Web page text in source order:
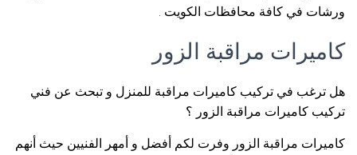
ورشات في كافة محافظات الكويت .
كاميرات مراقبة الزور
هل ترغب في تركيب كاميرات مراقبة للمنزل و تبحث عن فني
تركيب كاميرات مراقبة الزور ؟
كاميرات مراقبة الزور وفرت لكم أفضل و أمهر الفنيين حيث أنهم